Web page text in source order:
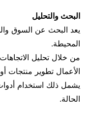
البحث والتحليل
يعد البحث عن السوق
المحيطة.
من خلال تحليل الاتجاهات
الأعمال تطوير منتجات
يشمل ذلك استخدام أدوات
الحالة.